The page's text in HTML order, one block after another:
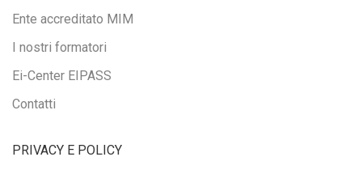
Ente accreditato MIM
I nostri formatori
Ei-Center EIPASS
Contatti
PRIVACY E POLICY